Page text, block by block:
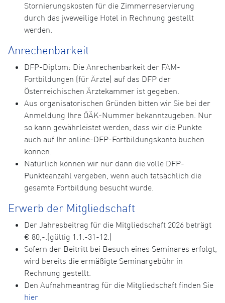
Stornierungskosten für die Zimmerreservierung
durch das jweweilige Hotel in Rechnung gestellt
werden.
Anrechenbarkeit
DFP-Diplom: Die Anrechenbarkeit der FAM-
Fortbildungen (für Ärzte) auf das DFP der
Österreichischen Ärztekammer ist gegeben.
Aus organisatorischen Gründen bitten wir Sie bei der
Anmeldung Ihre ÖÄK-Nummer bekanntzugeben. Nur
so kann gewährleistet werden, dass wir die Punkte
auch auf Ihr online-DFP-Fortbildungskonto buchen
können.
Natürlich können wir nur dann die volle DFP-
Punkteanzahl vergeben, wenn auch tatsächlich die
gesamte Fortbildung besucht wurde.
Erwerb der Mitgliedschaft
Der Jahresbeitrag für die Mitgliedschaft 2026 beträgt
€ 80,-.(gültig 1.1.-31-12.)
Sofern der Beitritt bei Besuch eines Seminares erfolgt,
wird bereits die ermäßigte Seminargebühr in
Rechnung gestellt.
Den Aufnahmeantrag für die Mitgliedschaft finden Sie
hier